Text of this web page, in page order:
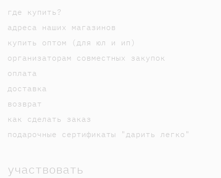
где купить?
адреса наших магазинов
купить оптом (для юл и ип)
организаторам совместных закупок
оплата
доставка
возврат
как сделать заказ
подарочные сертификаты "дарить легко"
участвовать